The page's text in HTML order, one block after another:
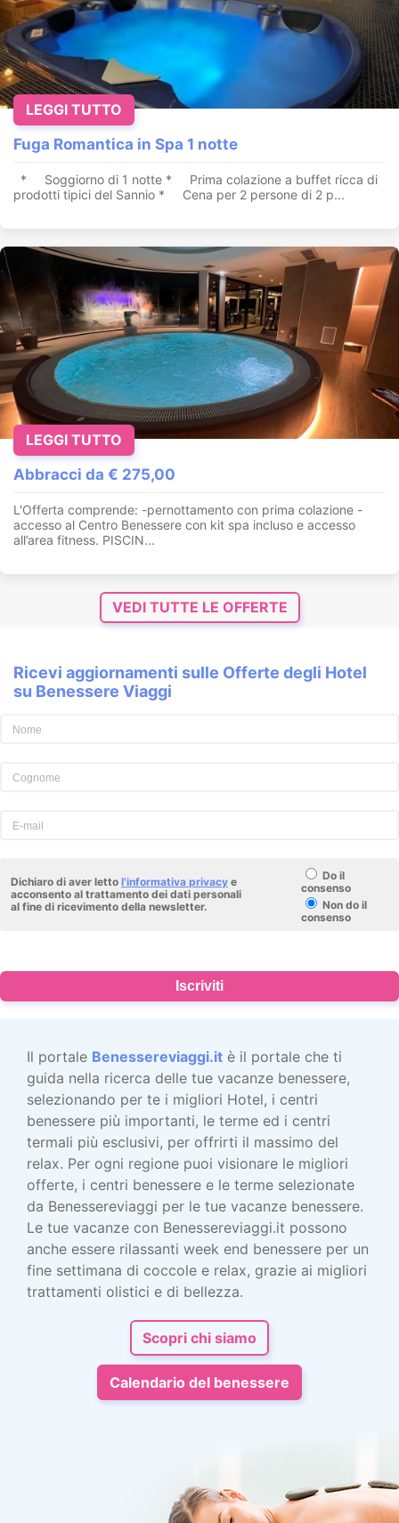
Fuga Romantica in Spa 1 notte
* Soggiorno di 1 notte * Prima colazione a buffet ricca di
prodotti tipici del Sannio * Cena per 2 persone di 2 p...
LEGGI TUTTO
Abbracci da € 275,00
L'Offerta comprende: -pernottamento con prima colazione -
accesso al Centro Benessere con kit spa incluso e accesso
all’area fitness. PISCIN...
LEGGI TUTTO
VEDI TUTTE LE OFFERTE
Ricevi aggiornamenti sulle Offerte degli Hotel
su Benessere Viaggi
Dichiaro di aver letto l'informativa privacy e
acconsento al trattamento dei dati personali
al fine di ricevimento della newsletter.
Do il
consenso
Non do il
consenso
Iscriviti
Il portale Benessereviaggi.it è il portale che ti
guida nella ricerca delle tue vacanze benessere,
selezionando per te i migliori Hotel, i centri
benessere più importanti, le terme ed i centri
termali più esclusivi, per offrirti il massimo del
relax. Per ogni regione puoi visionare le migliori
offerte, i centri benessere e le terme selezionate
da Benessereviaggi per le tue vacanze benessere.
Le tue vacanze con Benessereviaggi.it possono
anche essere rilassanti week end benessere per un
fine settimana di coccole e relax, grazie ai migliori
trattamenti olistici e di bellezza.
Scopri chi siamo
Calendario del benessere